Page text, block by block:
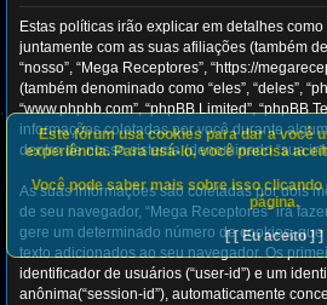
Estas políticas irão explicar em detalhes como
juntamente com as suas afiliações (também
“nosso”, “Mega Receptores”, “https://
(também denominado como “eles”, “deles”,
“www.phpbb.com”, “phpBB Limited”, “phpBB
informações coletadas por você durante
dentro de nosso sistema (denominado “sua
As suas informações são coletadas por dois
de seu navegador, “Mega Receptores” irá
gere um determinado número de cookies,
texto adicionados ao seu navegador. Os
identificador de usuários (“user-id”) e um
anônima(“session-id”), automaticamente
Este fórum usa cookies para dar a você
experiência. Para usá-lo, você precisa
Você pode saber mais sobre isso
página.
[ [ Eu aceito ] ]